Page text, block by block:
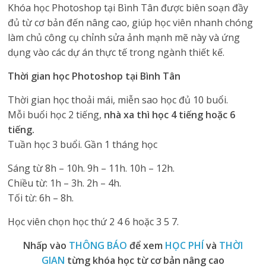
Khóa học Photoshop tại Bình Tân được biên soạn đầy
đủ từ cơ bản đến nâng cao, giúp học viên nhanh chóng
làm chủ công cụ chỉnh sửa ảnh mạnh mẽ này và ứng
dụng vào các dự án thực tế trong ngành thiết kế.
Thời gian học Photoshop tại Bình Tân
Thời gian học thoải mái, miễn sao học đủ 10 buổi.
Mỗi buổi học 2 tiếng, nhà xa thì học 4 tiếng hoặc 6
tiếng.
Tuần học 3 buổi. Gần 1 tháng học
Sáng từ 8h – 10h. 9h – 11h. 10h – 12h.
Chiều từ: 1h – 3h. 2h – 4h.
Tối từ: 6h – 8h.
Học viên chọn học thứ 2 4 6 hoặc 3 5 7.
Nhấp vào THÔNG BÁO để xem HỌC PHÍvà THỜI
GIAN từng khóa học từ cơ bản nâng cao